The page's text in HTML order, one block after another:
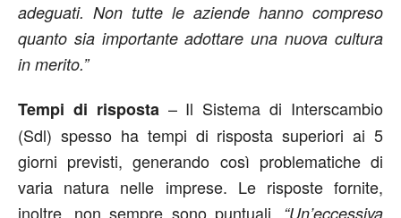
adeguati. Non tutte le aziende hanno compreso
quanto sia importante adottare una nuova cultura
in merito.”
Tempi di risposta– Il Sistema di Interscambio
(Sdl) spesso ha tempi di risposta superiori ai 5
giorni previsti, generando così problematiche di
varia natura nelle imprese. Le risposte fornite,
inoltre, non sempre sono puntuali. “Un’eccessiva